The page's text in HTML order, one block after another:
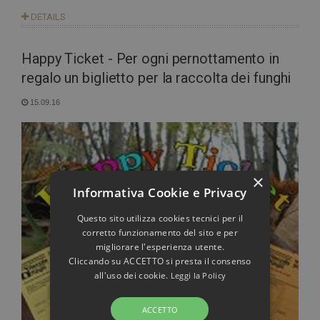
DETAILS
Happy Ticket - Per ogni pernottamento in
regalo un biglietto per la raccolta dei funghi
15.09.16
×
Informativa Cookie e Privacy
Questo sito utilizza cookies tecnici per il
corretto funzionamento del sito e per
migliorare l'esperienza utente.
Cliccando su ACCETTO si presta il consenso
all'uso dei cookie. Leggi la Policy
ACCETTO